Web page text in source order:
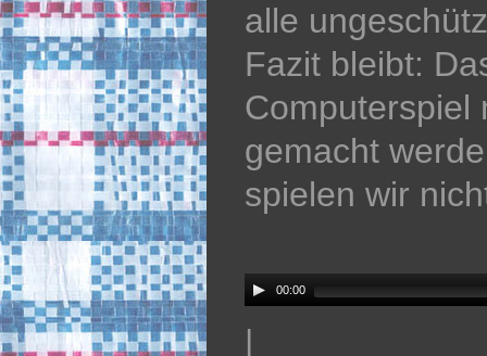
alle
Fazit bleibt:
Computerspiel
gemacht
spielen wir
00:00
|